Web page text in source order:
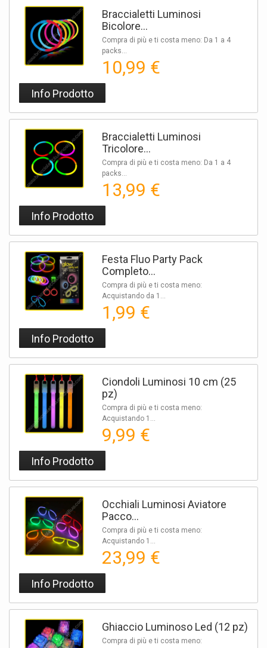
Braccialetti Luminosi
Bicolore...
Compra di più e ti costa meno: Da 1 a 4
packs...
10,99 €
Info Prodotto
Braccialetti Luminosi
Tricolore...
Compra di più e ti costa meno: Da 1 a 4
packs...
13,99 €
Info Prodotto
Festa Fluo Party Pack
Completo...
Compra di più e ti costa meno:
Acquistando da 1...
1,99 €
Info Prodotto
Ciondoli Luminosi 10 cm (25
pz)
Compra di più e ti costa meno:
Acquistando 1...
9,99 €
Info Prodotto
Occhiali Luminosi Aviatore
Pacco...
Compra di più e ti costa meno:
Acquistando 1...
23,99 €
Info Prodotto
Ghiaccio Luminoso Led (12 pz)
Compra di più e ti costa meno: